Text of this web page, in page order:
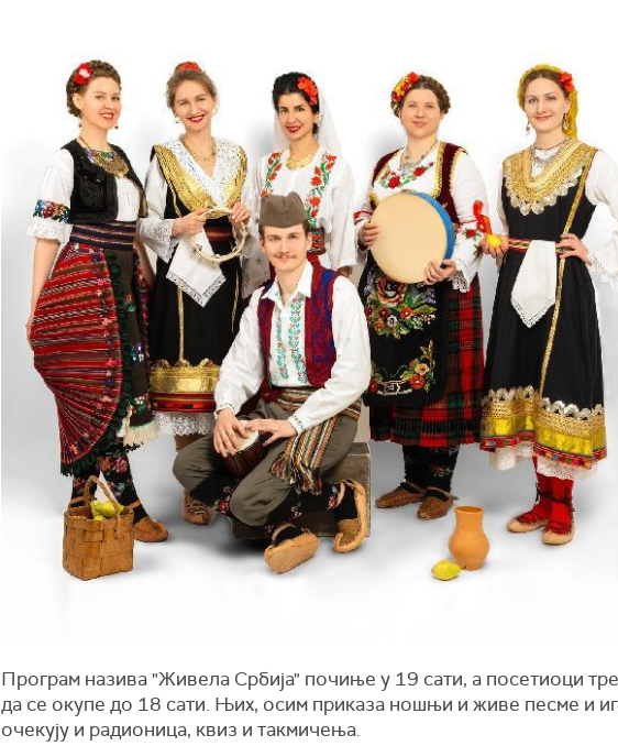
Програм назива "Живела Србија" почиње у 19 сати, а посетиоци
да се окупе до 18 сати. Њих, осим приказа ношњи и живе песме и
очекују и радионица, квиз и такмичења.